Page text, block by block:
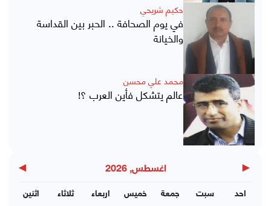
حكيم شريحي
في يوم الصحافة .. الحبر بين القداسة
والخيانة
محمد علي محسن
عالم يتشكل فأين العرب ؟!
◀ اغسطس, 2026 ▶
اثنين ثلاثاء اربعاء خميس جمعة سبت احد